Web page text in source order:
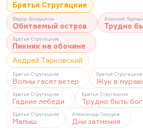
Братья Стругацкие
Федор Бондарчук
Обитаемый остров
Алексей Герман
Трудно
Братья Стругацкие
Пикник на обочине
Андрей Тарковский
Братья Стругацкие
Волны гасят ветер
Братья Стругацкие
Жук в
Братья Стругацкие
Гадкие лебеди
Братья Стругацкие
Трудно быть
Братья Стругацкие
Малыш
Александр Сокуров
Дни затмения